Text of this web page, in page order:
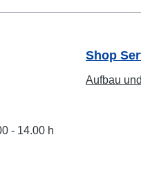
- 14.00 h
Shop
Aufbau